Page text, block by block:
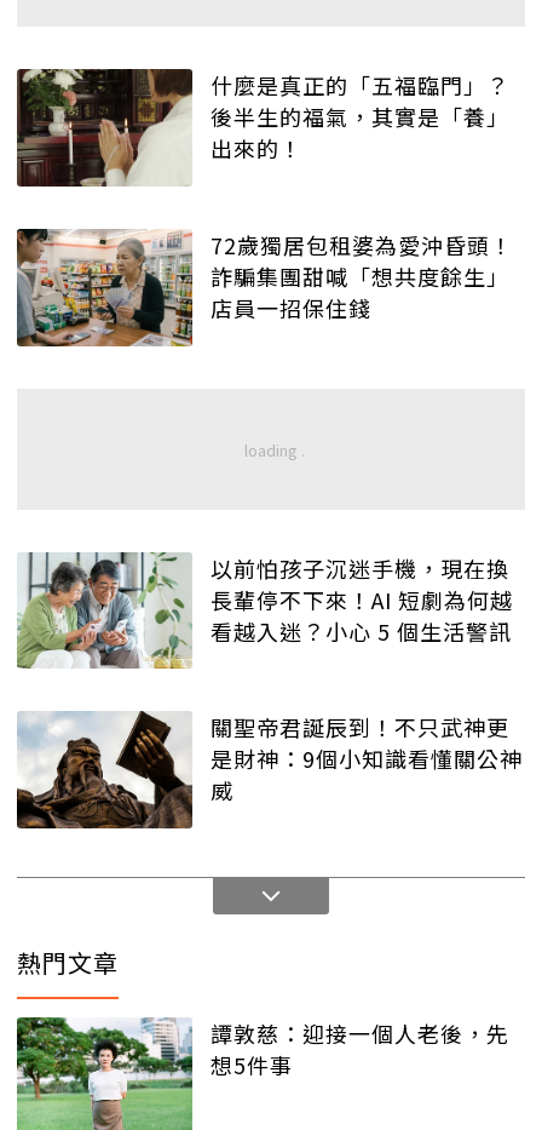
什麼是真正的「五福臨門」？
後半生的福氣，其實是「養」
出來的！
72歲獨居包租婆為愛沖昏頭！
詐騙集團甜喊「想共度餘生」
店員一招保住錢
以前怕孩子沉迷手機，現在換
長輩停不下來！AI 短劇為何越
看越入迷？小心 5 個生活警訊
關聖帝君誕辰到！不只武神更
是財神：9個小知識看懂關公神
威
熱門文章
譚敦慈：迎接一個人老後，先
想5件事